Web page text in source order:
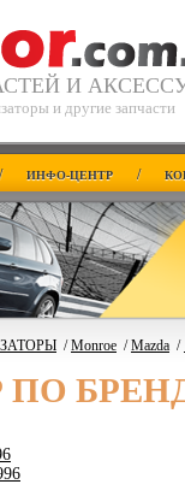
И
и другие запчасти
/ ИНФО-ЦЕНТР /
/Monroe /Mazda /
ПО